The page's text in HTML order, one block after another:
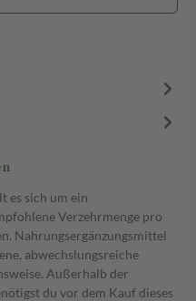
es sich um ein
Verzehrmenge pro
Nahrungsergänzungsmittel
abwechslungsreiche
Außerhalb der
du vor dem Kauf dieses